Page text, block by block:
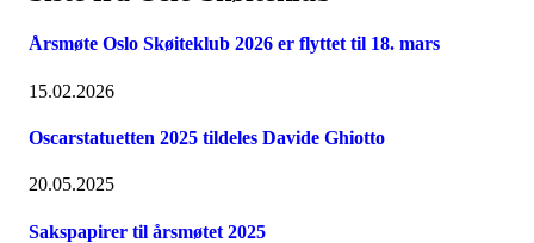
Årsmøte Oslo Skøiteklub 2026 er flyttet til 18. mars
15.02.2026
Oscarstatuetten 2025 tildeles Davide Ghiotto
20.05.2025
Sakspapirer til årsmøtet 2025